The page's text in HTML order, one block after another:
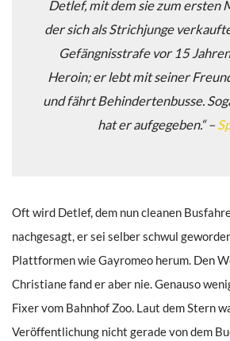
Detlef, mit dem sie zum ersten
der sich als Strichjunge
Gefängnisstrafe vor 15
Heroin; er lebt mit seiner
und fährt Behindertenbusse.
hat er aufgegeben.“ –
Oft wird Detlef, dem nun cleanen
nachgesagt, er sei selber schwul
Plattformen wie Gayromeo herum. Den
Christiane fand er aber nie. Genauso
Fixer vom Bahnhof Zoo. Laut dem Stern
Veröffentlichung nicht gerade von dem